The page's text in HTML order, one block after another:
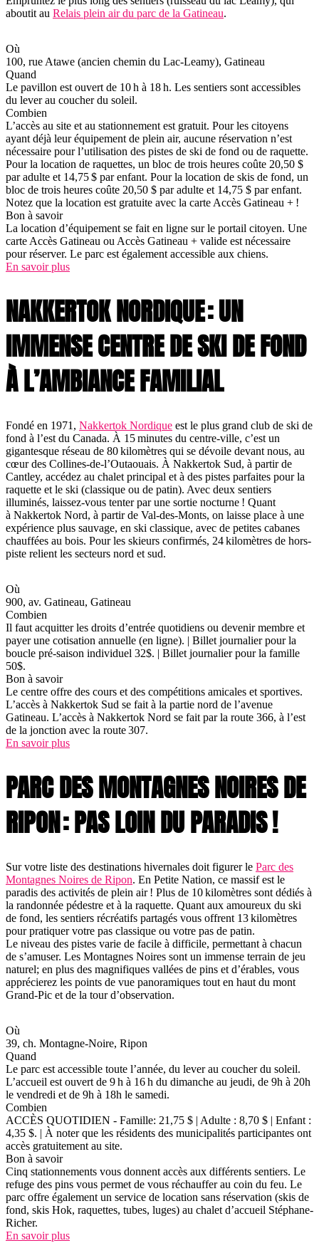
aboutit au Relais plein air du parc de la Gatineau.
Où
100, rue Atawe (ancien chemin du Lac-Leamy), Gatineau
Quand
Le pavillon est ouvert de 10 h à 18 h. Les sentiers sont accessibles
du lever au coucher du soleil.
Combien
L’accès au site et au stationnement est gratuit. Pour les citoyens
ayant déjà leur équipement de plein air, aucune réservation n’est
nécessaire pour l’utilisation des pistes de ski de fond ou de raquette.
Pour la location de raquettes, un bloc de trois heures coûte 20,50 $
par adulte et 14,75 $ par enfant. Pour la location de skis de fond, un
bloc de trois heures coûte 20,50 $ par adulte et 14,75 $ par enfant.
Notez que la location est gratuite avec la carte Accès Gatineau + !
Bon à savoir
La location d’équipement se fait en ligne sur le portail citoyen. Une
carte Accès Gatineau ou Accès Gatineau + valide est nécessaire
pour réserver. Le parc est également accessible aux chiens.
En savoir plus
NAKKERTOK NORDIQUE : UN
IMMENSE CENTRE DE SKI DE FOND
À L’AMBIANCE FAMILIAL
Fondé en 1971, Nakkertok Nordique est le plus grand club de ski de
fond à l’est du Canada. À 15 minutes du centre-ville, c’est un
gigantesque réseau de 80 kilomètres qui se dévoile devant nous, au
cœur des Collines-de-l’Outaouais. À Nakkertok Sud, à partir de
Cantley, accédez au chalet principal et à des pistes parfaites pour la
raquette et le ski (classique ou de patin). Avec deux sentiers
illuminés, laissez-vous tenter par une sortie nocturne ! Quant
à Nakkertok Nord, à partir de Val-des-Monts, on laisse place à une
expérience plus sauvage, en ski classique, avec de petites cabanes
chauffées au bois. Pour les skieurs confirmés, 24 kilomètres de hors-
piste relient les secteurs nord et sud.
Où
900, av. Gatineau, Gatineau
Combien
Il faut acquitter les droits d’entrée quotidiens ou devenir membre et
payer une cotisation annuelle (en ligne). | Billet journalier pour la
boucle pré-saison individuel 32$. | Billet journalier pour la famille
50$.
Bon à savoir
Le centre offre des cours et des compétitions amicales et sportives.
L’accès à Nakkertok Sud se fait à la partie nord de l’avenue
Gatineau. L’accès à Nakkertok Nord se fait par la route 366, à l’est
de la jonction avec la route 307.
En savoir plus
PARC DES MONTAGNES NOIRES DE
RIPON : PAS LOIN DU PARADIS !
Sur votre liste des destinations hivernales doit figurer le Parc des
Montagnes Noires de Ripon. En Petite Nation, ce massif est le
paradis des activités de plein air ! Plus de 10 kilomètres sont dédiés à
la randonnée pédestre et à la raquette. Quant aux amoureux du ski
de fond, les sentiers récréatifs partagés vous offrent 13 kilomètres
pour pratiquer votre pas classique ou votre pas de patin.
Le niveau des pistes varie de facile à difficile, permettant à chacun
de s’amuser. Les Montagnes Noires sont un immense terrain de jeu
naturel; en plus des magnifiques vallées de pins et d’érables, vous
apprécierez les points de vue panoramiques tout en haut du mont
Grand-Pic et de la tour d’observation.
Où
39, ch. Montagne-Noire, Ripon
Quand
Le parc est accessible toute l’année, du lever au coucher du soleil.
L’accueil est ouvert de 9 h à 16 h du dimanche au jeudi, de 9h à 20h
le vendredi et de 9h à 18h le samedi.
Combien
ACCÈS QUOTIDIEN - Famille: 21,75 $ | Adulte : 8,70 $ | Enfant :
4,35 $. | À noter que les résidents des municipalités participantes ont
accès gratuitement au site.
Bon à savoir
Cinq stationnements vous donnent accès aux différents sentiers. Le
refuge des pins vous permet de vous réchauffer au coin du feu. Le
parc offre également un service de location sans réservation (skis de
fond, skis Hok, raquettes, tubes, luges) au chalet d’accueil Stéphane-
Richer.
En savoir plus